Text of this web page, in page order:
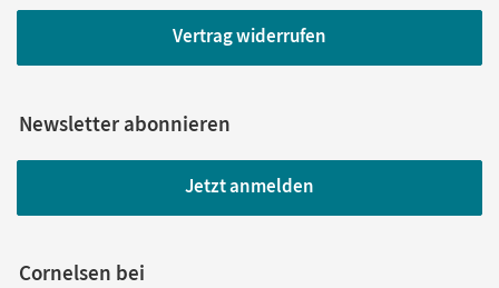
Vertrag widerrufen
Newsletter abonnieren
Jetzt anmelden
Cornelsen bei